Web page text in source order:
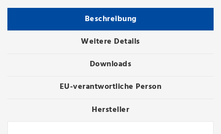
Beschreibung
Weitere Details
Downloads
EU-verantwortliche Person
Hersteller